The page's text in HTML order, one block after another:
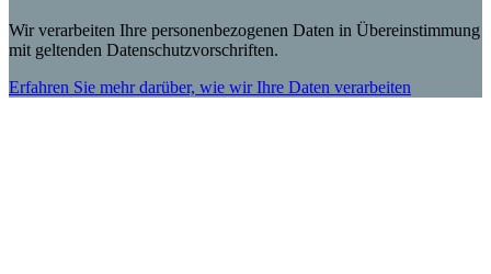
Wir verarbeiten Ihre personenbezogenen Daten in Übereinstimmung
mit geltenden Datenschutzvorschriften.
Erfahren Sie mehr darüber, wie wir Ihre Daten verarbeiten